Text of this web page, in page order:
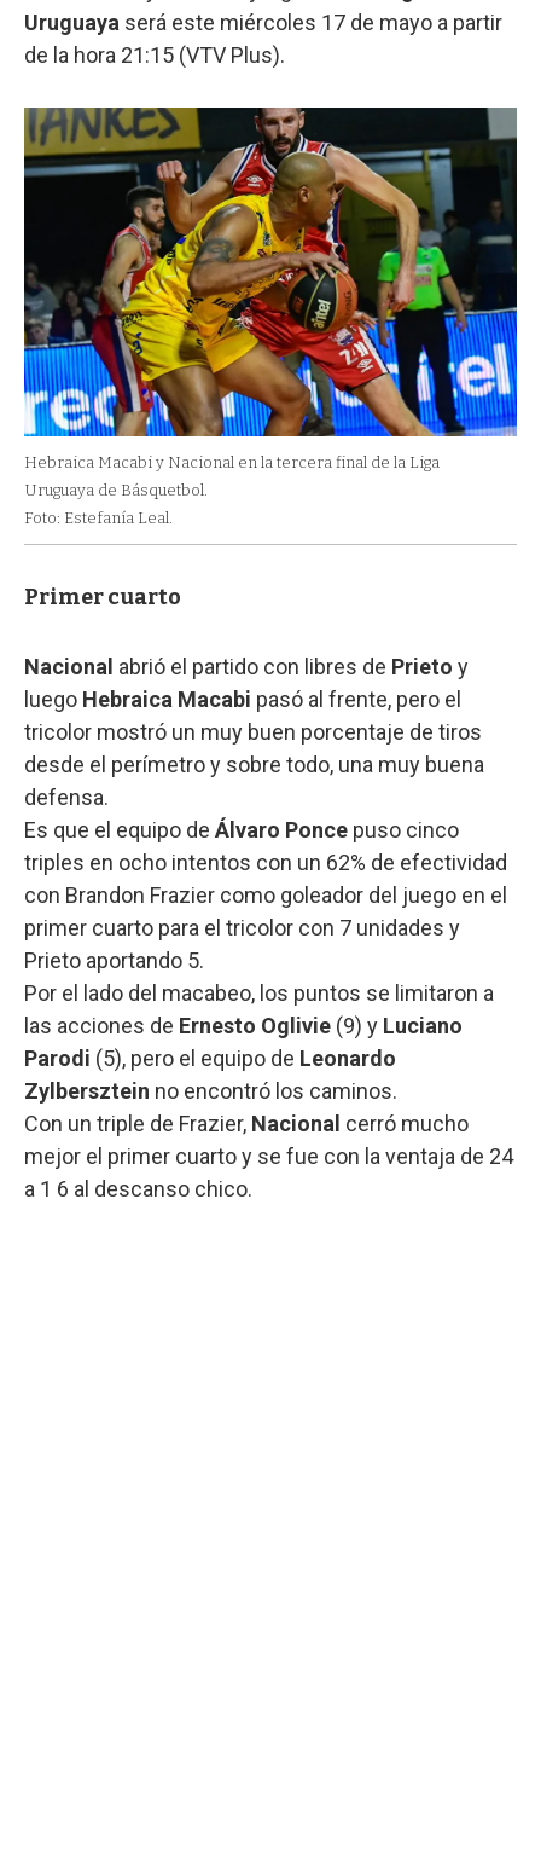
Uruguaya será este miércoles 17 de mayo a partir
de la hora 21:15 (VTV Plus).
Hebraica Macabi y Nacional en la tercera final de la Liga
Uruguaya de Básquetbol.
Foto: Estefanía Leal.
Primer cuarto
Nacional abrió el partido con libres de Prieto y
luego Hebraica Macabi pasó al frente, pero el
tricolor mostró un muy buen porcentaje de tiros
desde el perímetro y sobre todo, una muy buena
defensa.
Es que el equipo de Álvaro Ponce puso cinco
triples en ocho intentos con un 62% de efectividad
con Brandon Frazier como goleador del juego en el
primer cuarto para el tricolor con 7 unidades y
Prieto aportando 5.
Por el lado del macabeo, los puntos se limitaron a
las acciones de Ernesto Oglivie (9) y Luciano
Parodi (5), pero el equipo de Leonardo
Zylbersztein no encontró los caminos.
Con un triple de Frazier, Nacional cerró mucho
mejor el primer cuarto y se fue con la ventaja de 24
a 1 6 al descanso chico.